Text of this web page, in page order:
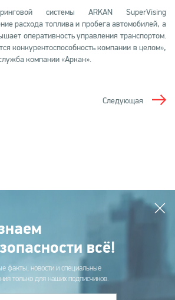
системы ARKAN SuperVising
расхода топлива и пробега автомобилей, а
оперативность управления транспортом.
конкурентоспособность компании в целом»,
компании «Аркан».
Следующая
всё!
факты, новости и специальные
только для наших подписчиков.